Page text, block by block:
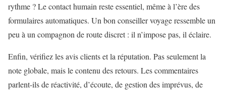
rythme ? Le contact humain reste essentiel, même à l’ère des
formulaires automatiques. Un bon conseiller voyage ressemble un
peu à un compagnon de route discret : il n’impose pas, il éclaire.
Enfin, vérifiez les avis clients et la réputation. Pas seulement la
note globale, mais le contenu des retours. Les commentaires
parlent-ils de réactivité, d’écoute, de gestion des imprévus, de